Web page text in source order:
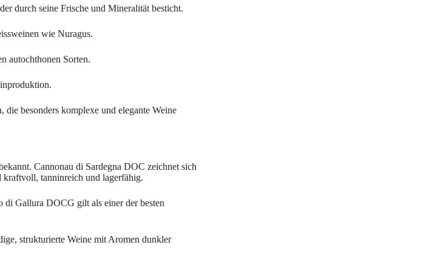
durch seine Frische und Mineralität besticht.
wie Nuragus.
autochthonen Sorten.
besonders komplexe und elegante Weine
Cannonau di Sardegna DOC zeichnet sich
kraftvoll, tanninreich und lagerfähig.
di Gallura DOCG gilt als einer der besten
strukturierte Weine mit Aromen dunkler